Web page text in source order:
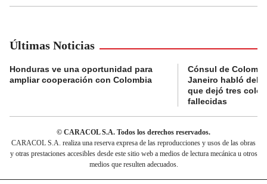
Últimas Noticias
Honduras ve una oportunidad para
ampliar cooperación con Colombia
Cónsul de
Janeiro habló del
que dejó tres
fallecidas
© CARACOL S.A. Todos los derechos reservados.
CARACOL S.A. realiza una reserva expresa de las reproducciones y usos de las obras
y otras prestaciones accesibles desde este sitio web a medios de lectura mecánica u otros
medios que resulten adecuados.